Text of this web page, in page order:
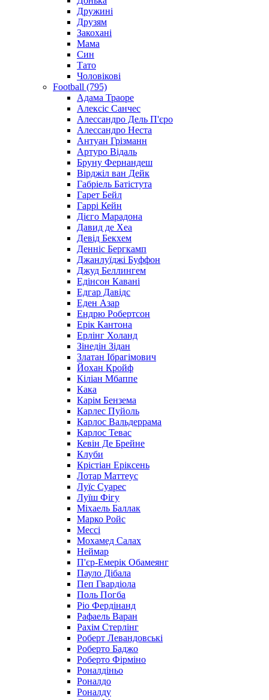
Дружині
Друзям
Закохані
Мама
Син
Тато
Чоловікові
Football (795)
Адама Траоре
Алексіс Санчес
Алессандро Дель П'єро
Алессандро Неста
Антуан Грізманн
Артуро Відаль
Бруну Фернандеш
Вірджіл ван Дейк
Габріель Батістута
Гарет Бейл
Гаррі Кейн
Дієго Марадона
Давид де Хеа
Девід Бекхем
Денніс Бергкамп
Джанлуїджі Буффон
Джуд Беллингем
Едінсон Кавані
Едгар Давідс
Еден Азар
Ендрю Робертсон
Ерік Кантона
Ерлінг Холанд
Зінедін Зідан
Златан Ібрагімович
Йохан Кройф
Кіліан Мбаппе
Кака
Карім Бензема
Карлес Пуйоль
Карлос Вальдеррама
Карлос Тевас
Кевін Де Брейне
Клуби
Крістіан Еріксень
Лотар Маттеус
Луїс Суарес
Луїш Фігу
Міхаель Баллак
Марко Ройс
Мессі
Мохамед Салах
Неймар
П'єр-Емерік Обамеянг
Пауло Дібала
Пеп Гвардіола
Поль Погба
Ріо Фердінанд
Рафаель Варан
Рахім Стерлінг
Роберт Левандовські
Роберто Баджо
Роберто Фірміно
Роналдіньо
Роналдо
Роналду